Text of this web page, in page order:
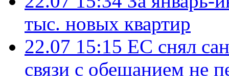
тыс. новых квартир
22.07 15:15 ЕС снял
связи с обещанием не